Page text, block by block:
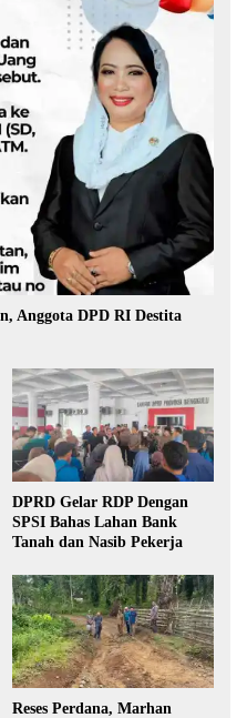
Anggota DPD RI Destita
DPRD Gelar RDP Dengan
SPSI Bahas Lahan Bank
Tanah dan Nasib Pekerja
Reses Perdana, Marhan